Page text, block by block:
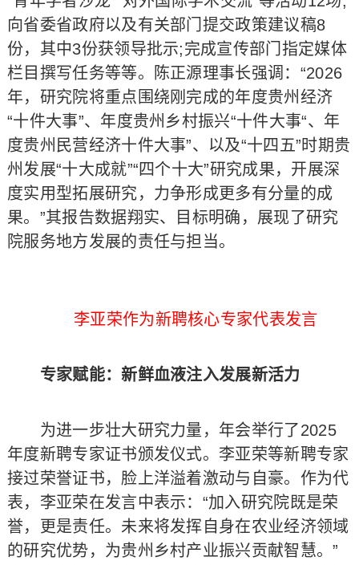
向省委省政府以及有关部门提交政策建议稿8
份，其中3份获领导批示;完成宣传部门指定媒体
栏目撰写任务等等。陈正源理事长强调：“2026
年，研究院将重点围绕刚完成的年度贵州经济
“十件大事”、年度贵州乡村振兴“十件大事“、年
度贵州民营经济十件大事”、以及“十四五”时期贵
州发展“十大成就”“四个十大”研究成果，开展深
度实用型拓展研究，力争形成更多有分量的成
果。”其报告数据翔实、目标明确，展现了研究
院服务地方发展的责任与担当。
李亚荣作为新聘核心专家代表发言
专家赋能：新鲜血液注入发展新活力
为进一步壮大研究力量，年会举行了2025
年度新聘专家证书颁发仪式。李亚荣等新聘专家
接过荣誉证书，脸上洋溢着激动与自豪。作为代
表，李亚荣在发言中表示：“加入研究院既是荣
誉，更是责任。未来将发挥自身在农业经济领域
的研究优势，为贵州乡村产业振兴贡献智慧。”